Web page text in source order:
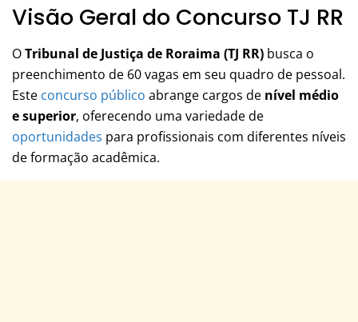
Visão Geral do Concurso TJ RR
OTribunal de Justiça de Roraima (TJ RR) busca o
preenchimento de 60 vagas em seu quadro de pessoal.
Este concurso público abrange cargos de nível médio
e superior, oferecendo uma variedade de
oportunidades para profissionais com diferentes níveis
de formação acadêmica.